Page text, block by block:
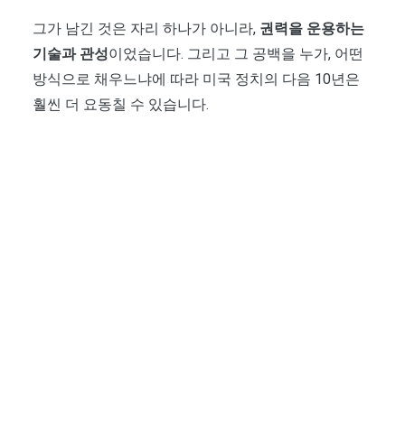
그가 남긴 것은 자리 하나가 아니라, 권력을 운용하는
기술과 관성이었습니다. 그리고 그 공백을 누가, 어떤
방식으로 채우느냐에 따라 미국 정치의 다음 10년은
훨씬 더 요동칠 수 있습니다.